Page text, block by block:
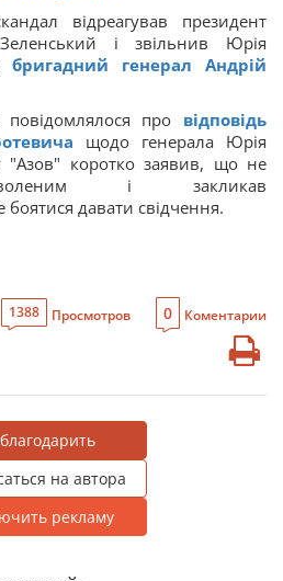
відреагував президент
і звільнив Юрія
бригадний генерал Андрій
про відповідь
щодо генерала Юрія
"Азов" коротко заявив, що не
і закликав
боятися давати свідчення.
1388 Просмотров 0 Коментарии
на автора
рекламу